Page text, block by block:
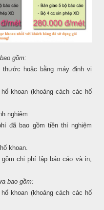
gồm:
hoặc bằng máy định vị
khoan (khoảng cách các hố
nghiệm.
đã bao gồm tiền thí nghiệm
khoan.
chi phí lập báo cáo và in,
bao gồm:
khoan (khoảng cách các hố